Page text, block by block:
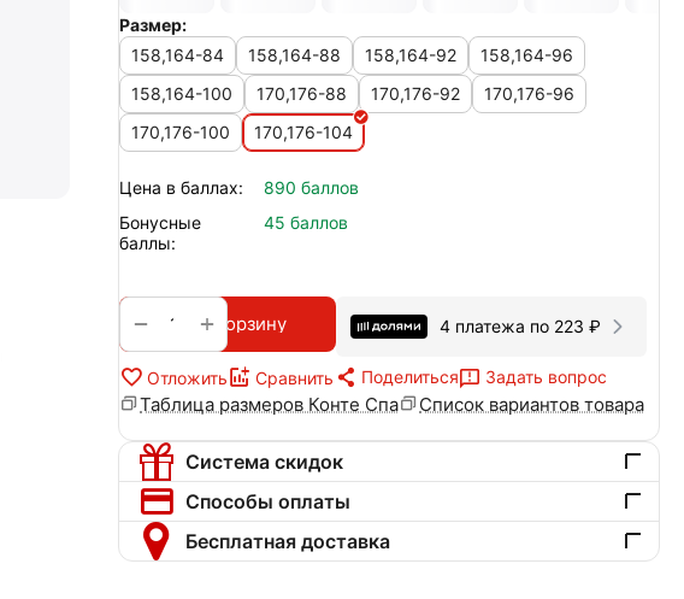
Размер:
158,164-84
158,164-88 158,164-92
158,164-96
158,164-100
170,176-88 170,176-92
170,176-96
170,176-100
170,176-104
Цена в баллах:
890 баллов
Бонусные
баллы:
45 баллов
+
− В корзину 4 платежа по 223 ₽
Отложить Сравнить Поделиться Задать вопрос
Таблица размеров Конте Спа Список вариантов товара
Система скидок
Способы оплаты
Бесплатная доставка